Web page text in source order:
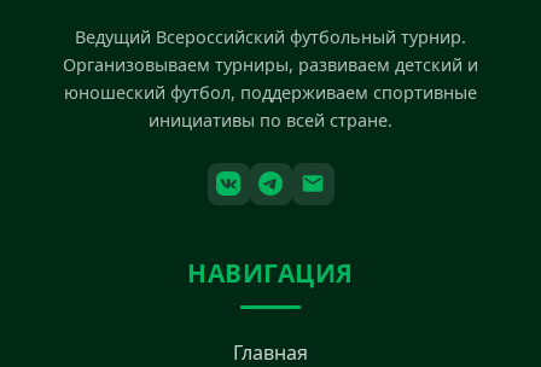
Ведущий Всероссийский футбольный турнир.
Организовываем турниры, развиваем детский и
юношеский футбол, поддерживаем спортивные
инициативы по всей стране.
НАВИГАЦИЯ
Главная